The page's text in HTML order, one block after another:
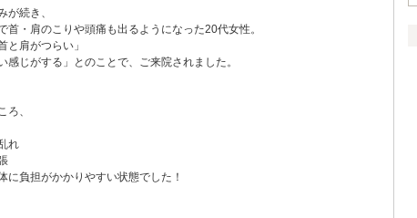
が続き、
首・肩のこりや頭痛も出るようになった20代女性。
と肩がつらい」
感じがする」とのことで、ご来院されました。
ろ、
れ
に負担がかかりやすい状態でした！